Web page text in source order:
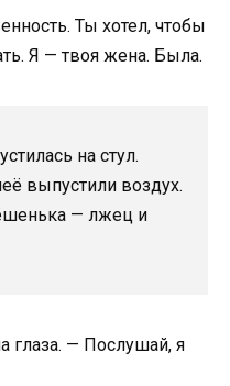
Ты хотел, чтобы
Я — твоя жена. Была.
на стул.
выпустили воздух.
— лжец и
глаза. — Послушай, я